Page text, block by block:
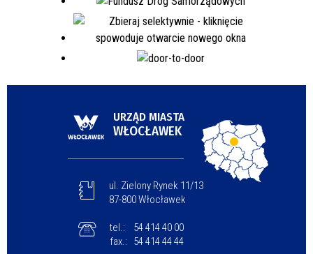
URZĄD MIASTA
WŁOCŁAWEK
ul. Zielony Rynek 11/13
87-800 Włocławek
tel.:
54 414 40 00
fax.:
54 414 44 44